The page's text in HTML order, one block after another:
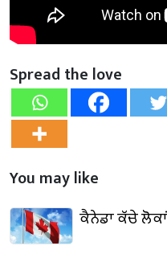
Spread the love
You may like
ਕੈਨੇਡਾ ਕੱਚੇ